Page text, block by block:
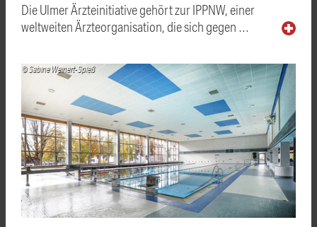
Die Ulmer Ärzteinitiative gehört zur IPPNW, einer
weltweiten Ärzteorganisation, die sich gegen …
© Sabine Weinert-Spieß